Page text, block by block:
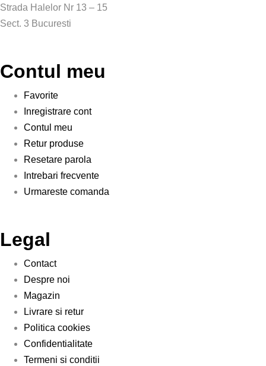
Strada Halelor Nr 13 – 15
Sect. 3 Bucuresti
Contul meu
Favorite
Inregistrare cont
Contul meu
Retur produse
Resetare parola
Intrebari frecvente
Urmareste comanda
Legal
Contact
Despre noi
Magazin
Livrare si retur
Politica cookies
Confidentialitate
Termeni si conditii